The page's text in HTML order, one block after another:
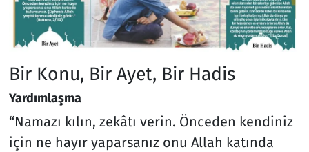
Bir Konu, Bir Ayet, Bir Hadis
Yardımlaşma
“Namazı kılın, zekâtı verin. Önceden kendiniz
için ne hayır yaparsanız onu Allah katında